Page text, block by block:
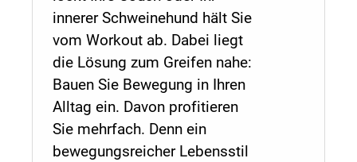
innerer Schweinehund hält Sie
vom Workout ab. Dabei liegt
die Lösung zum Greifen nahe:
Bauen Sie Bewegung in Ihren
Alltag ein. Davon profitieren
Sie mehrfach. Denn ein
bewegungsreicher Lebensstil